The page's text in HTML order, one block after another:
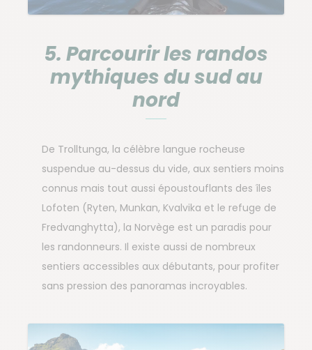
5. Parcourir les randos
mythiques du sud au
nord
De Trolltunga, la célèbre langue rocheuse
suspendue au-dessus du vide, aux sentiers moins
connus mais tout aussi époustouflants des îles
Lofoten (Ryten, Munkan, Kvalvika et le refuge de
Fredvanghytta), la Norvège est un paradis pour
les randonneurs. Il existe aussi de nombreux
sentiers accessibles aux débutants, pour profiter
sans pression des panoramas incroyables.